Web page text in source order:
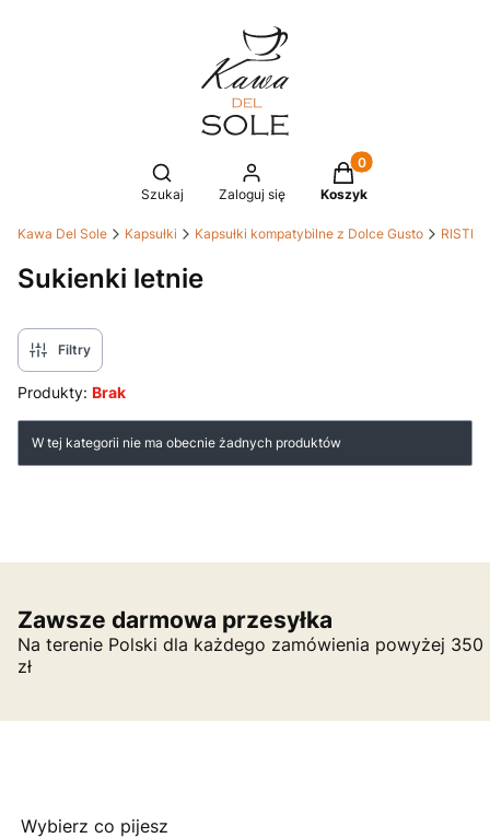
Otwórz wyszukiwarkę
Szukaj Zaloguj się
Produkty w
Koszyk
Kawa Del Sole Kapsułki Kapsułki kompatybilne z Dolce Gusto
Sukienki letnie
Filtry
Produkty: Brak
Lista produktów
W tej kategorii nie ma obecnie żadnych produktów
Zawsze darmowa przesyłka
Na terenie Polski dla każdego zamówienia powyżej 350
zł
Wybierz co pijesz